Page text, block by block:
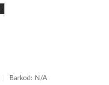
Barkod: N/A